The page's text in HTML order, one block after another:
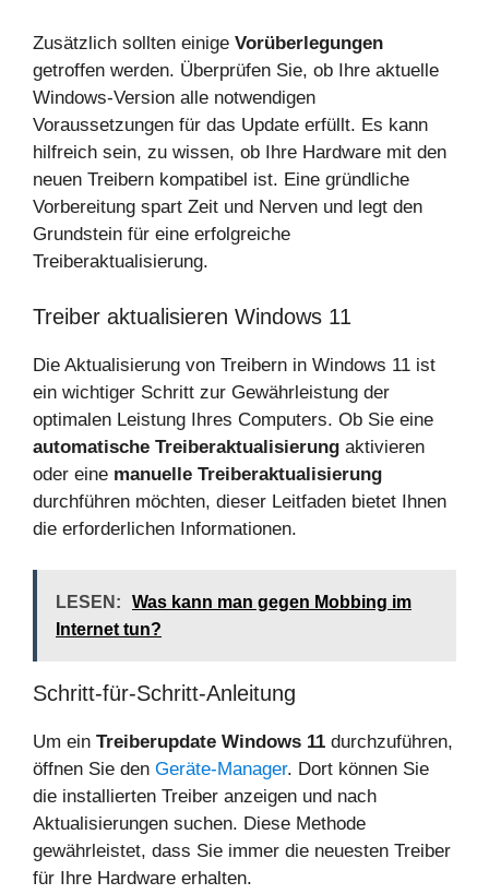
Zusätzlich sollten einige Vorüberlegungen
getroffen werden. Überprüfen Sie, ob Ihre aktuelle
Windows-Version alle notwendigen
Voraussetzungen für das Update erfüllt. Es kann
hilfreich sein, zu wissen, ob Ihre Hardware mit den
neuen Treibern kompatibel ist. Eine gründliche
Vorbereitung spart Zeit und Nerven und legt den
Grundstein für eine erfolgreiche
Treiberaktualisierung.
Treiber aktualisieren Windows 11
Die Aktualisierung von Treibern in Windows 11 ist
ein wichtiger Schritt zur Gewährleistung der
optimalen Leistung Ihres Computers. Ob Sie eine
automatische Treiberaktualisierung aktivieren
oder eine manuelle Treiberaktualisierung
durchführen möchten, dieser Leitfaden bietet Ihnen
die erforderlichen Informationen.
LESEN:
Was kann man gegen Mobbing im
Internet tun?
Schritt-für-Schritt-Anleitung
Um ein Treiberupdate Windows 11 durchzuführen,
öffnen Sie den Geräte-Manager. Dort können Sie
die installierten Treiber anzeigen und nach
Aktualisierungen suchen. Diese Methode
gewährleistet, dass Sie immer die neuesten Treiber
für Ihre Hardware erhalten.